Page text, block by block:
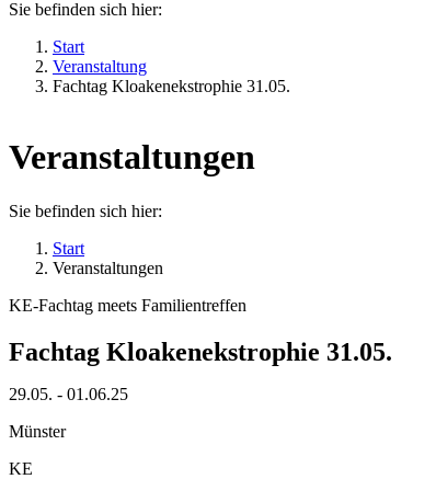
Sie befinden sich hier:
Start
Veranstaltung
Fachtag Kloakenekstrophie 31.05.
Veranstaltungen
Sie befinden sich hier:
Start
Veranstaltungen
KE-Fachtag meets Familientreffen
Fachtag Kloakenekstrophie 31.05.
29.05. - 01.06.25
Münster
KE